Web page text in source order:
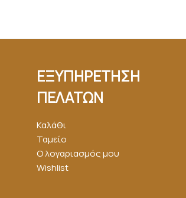
ΕΞΥΠΗΡΕΤΗΣΗ
ΠΕΛΑΤΩΝ
Καλάθι
Ταμείο
Ο λογαριασμός μου
Wishlist